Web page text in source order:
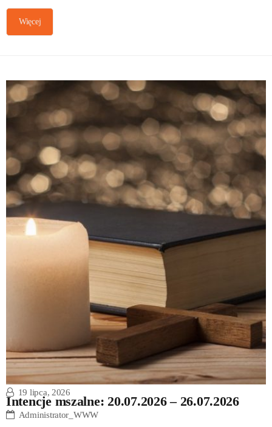
Więcej
Intencje mszalne: 20.07.2026 – 26.07.2026
19 lipca, 2026
Administrator_WWW